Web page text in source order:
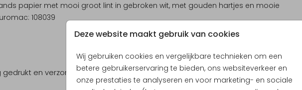
Deze website maakt gebruik van cookies
Wij gebruiken cookies en vergelijkbare technieken om een
betere gebruikerservaring te bieden, ons websiteverkeer en
onze prestaties te analyseren en voor marketing- en sociale
papier met mooi groot lint in gebroken wit, met gouden hartjes en mooie
108039
gedrukt en verzonden